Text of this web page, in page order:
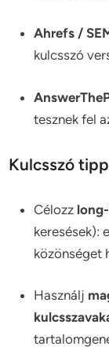
Ahrefs /
kulcsszó
tesznek fel
Kulcsszó
Célozz
keresések):
közönséget
Használj